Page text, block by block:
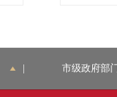
市级政府部